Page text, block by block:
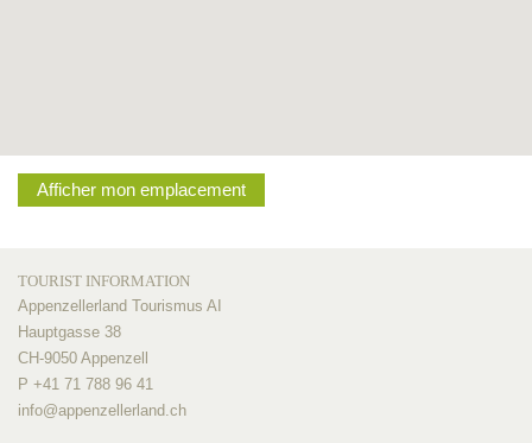
Afficher mon emplacement
TOURIST INFORMATION
Appenzellerland Tourismus AI
Hauptgasse 38
CH-9050 Appenzell
P +41 71 788 96 41
info@appenzellerland.ch